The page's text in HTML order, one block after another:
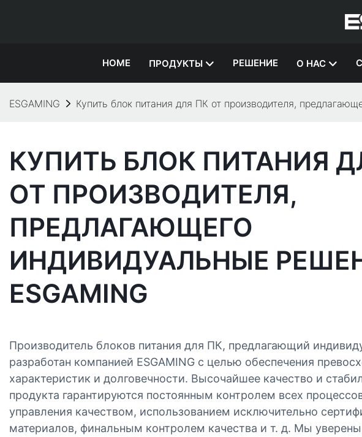
HOME ПРОДУКТЫ РЕШЕНИЕ О НАС
ESGAMING Купить блок питания для ПК от производителя,
КУПИТЬ БЛОК ПИТАНИЯ
ОТ ПРОИЗВОДИТЕЛЯ,
ПРЕДЛАГАЮЩЕГО
ИНДИВИДУАЛЬНЫЕ
ESGAMING
Производитель блоков питания для ПК, предлагающий
разработан компанией ESGAMING с целью обеспечения
характеристик и долговечности. Высочайшее качество и
продукта гарантируются постоянным контролем всех
управления качеством, использованием исключительно
материалов, финальным контролем качества и т. д. Мы